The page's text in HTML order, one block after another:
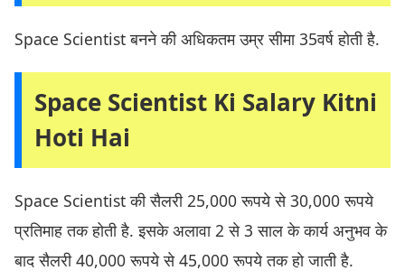
Space Scientist बनने की अधिकतम उम्र सीमा 35वर्ष होती है.
Space Scientist Ki Salary Kitni
Hoti Hai
Space Scientist की सैलरी 25,000 रूपये से 30,000 रूपये
प्रतिमाह तक होती है. इसके अलावा 2 से 3 साल के कार्य अनुभव के
बाद सैलरी 40,000 रूपये से 45,000 रूपये तक हो जाती है.